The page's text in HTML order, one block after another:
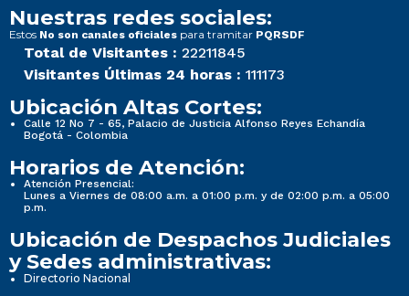
Nuestras redes sociales:
Estos No son canales oficiales para tramitar PQRSDF
Total de Visitantes : 22211845
Visitantes Últimas 24 horas : 111173
Ubicación Altas Cortes:
Calle 12 No 7 - 65, Palacio de Justicia Alfonso Reyes Echandía
Bogotá - Colombia
Horarios de Atención:
Atención Presencial:
Lunes a Viernes de 08:00 a.m. a 01:00 p.m. y de 02:00 p.m. a 05:00
p.m.
Ubicación de Despachos Judiciales
y Sedes administrativas:
Directorio Nacional